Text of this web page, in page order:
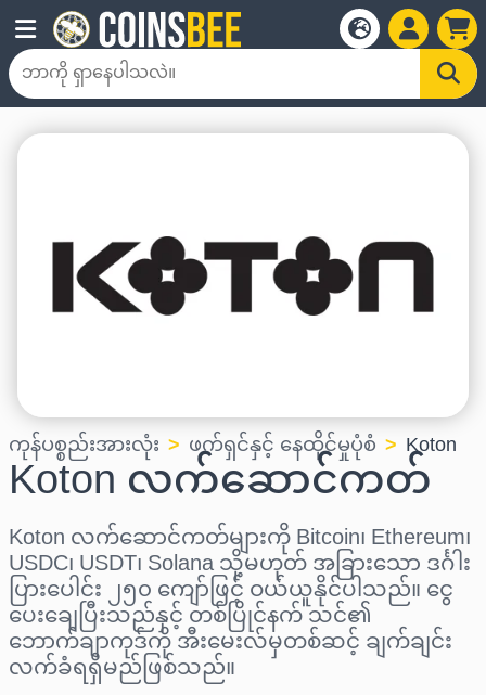
ကုန်ပစ္စည်းအားလုံး ဖက်ရှင်နှင့် နေထိုင်မှုပုံစံ Koton
Koton လက်ဆောင်ကတ်
Koton လက်ဆောင်ကတ်များကို Bitcoin၊ Ethereum၊
USDC၊ USDT၊ Solana သို့မဟုတ် အခြားသော ဒင်္ဂါး
ပြားပေါင်း ၂၅၀ ကျော်ဖြင့် ဝယ်ယူနိုင်ပါသည်။ ငွေ
ပေးချေပြီးသည်နှင့် တစ်ပြိုင်နက် သင်၏
ဘောက်ချာကုဒ်ကို အီးမေးလ်မှတစ်ဆင့် ချက်ချင်း
လက်ခံရရှိမည်ဖြစ်သည်။